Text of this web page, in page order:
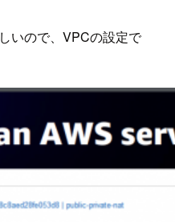
いので、VPCの設定で